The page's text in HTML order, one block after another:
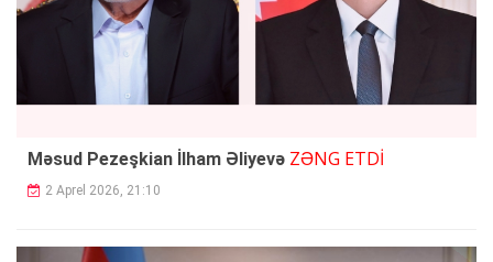
Məsud Pezeşkian İlham Əliyevə ZƏNG ETDİ
2 Aprel 2026, 21:10